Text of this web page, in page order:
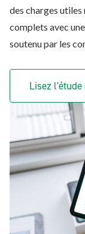
des charges
complets avec
soutenu par les
Lisez l'étude